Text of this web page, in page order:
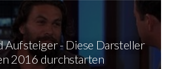
Aufsteiger - Diese Darsteller
2016 durchstarten